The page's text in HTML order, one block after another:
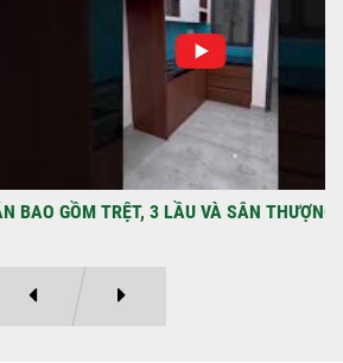
LạcGia chủ: Anh Kỳ Xây Dựng Sao Việt chính
3 LẦU VÀ SÂN THƯỢNG ANH THANH